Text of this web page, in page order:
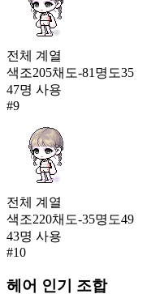
전체 계열
색조205채도-81 명도35
47명 사용
#9
전체 계열
색조220채도-35명도49
43명 사용
#10
헤어 인기 조합